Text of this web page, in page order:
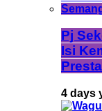
Pj
Isi
4 days